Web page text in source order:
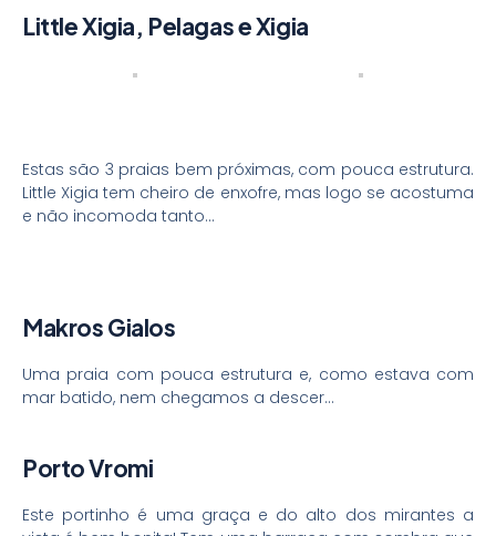
Little Xigia, Pelagas e Xigia
Estas são 3 praias bem próximas, com pouca estrutura.
Little Xigia tem cheiro de enxofre, mas logo se acostuma
e não incomoda tanto…
Makros Gialos
Uma praia com pouca estrutura e, como estava com
mar batido, nem chegamos a descer…
Porto Vromi
Este portinho é uma graça e do alto dos mirantes a